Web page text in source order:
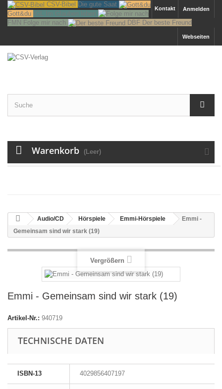
Anmelden
Kontakt
CSV-Bibel Die gute Saat
Gott&du IGL
Im Glauben leben
FMN Folge mir nach DBF Der beste Freund
Webseiten
Warenkorb (Leer)
Audio/CD Hörspiele Emmi-Hörspiele
Emmi -
Gemeinsam sind wir stark (19)
Vergrößern
Emmi - Gemeinsam sind wir stark (19)
Artikel-Nr.: 940719
TECHNISCHE DATEN
ISBN-13 4029856407197